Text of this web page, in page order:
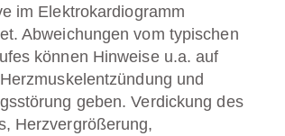
im Elektrokardiogramm
Abweichungen vom typischen
können Hinweise u.a. auf
und
geben. Verdickung des
Herzvergrößerung,